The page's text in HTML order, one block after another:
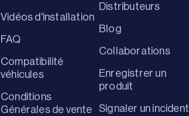
Vidéos d'installation
FAQ
Compatibilité
véhicules
Conditions
Générales de vente
Distributeurs
Blog
Collaborations
Enregistrer un
produit
Signaler un incident